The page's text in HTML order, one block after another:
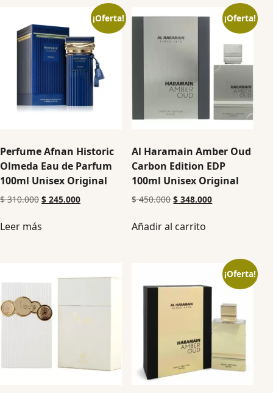
¡Oferta!
Perfume Afnan Historic
Olmeda Eau de Parfum
100ml Unisex Original
$310.000 $ 245.000
Leer más
¡Oferta!
Al Haramain Amber Oud
Carbon Edition EDP
100ml Unisex Original
$450.000 $ 348.000
Añadir al carrito
¡Oferta!